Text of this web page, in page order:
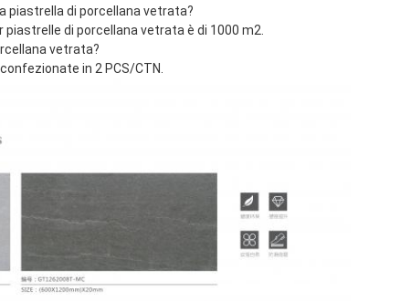
piastrella di porcellana vetrata?
di porcellana vetrata è di 1000 m2.
vetrata?
in 2 PCS/CTN.